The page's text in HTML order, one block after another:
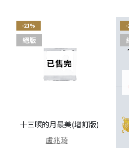
-21%
已售完
絕版
十三暝的月最美(增訂版)
盧兆琦
-